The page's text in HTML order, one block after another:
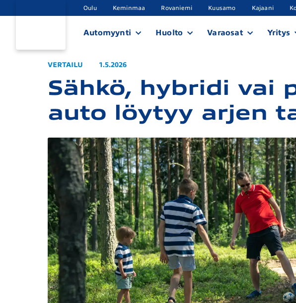
Oulu Keminmaa Rovaniemi Kuusamo Kajaani
Automyynti Huolto Varaosat Yritys
VERTAILU 1.5.2026
Sähkö, hybridi vai
auto löytyy arjen